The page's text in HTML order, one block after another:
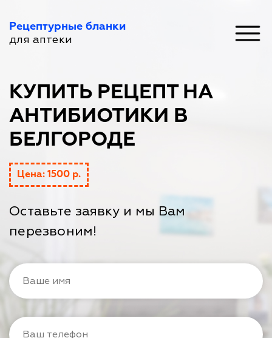
Рецептурные бланки
для аптеки
КУПИТЬ РЕЦЕПТ НА
АНТИБИОТИКИ В
БЕЛГОРОДЕ
Цена: 1500 р.
Оставьте заявку и мы Вам
перезвоним!